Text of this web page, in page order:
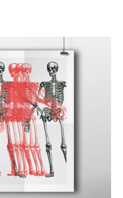
Canvas
Antique